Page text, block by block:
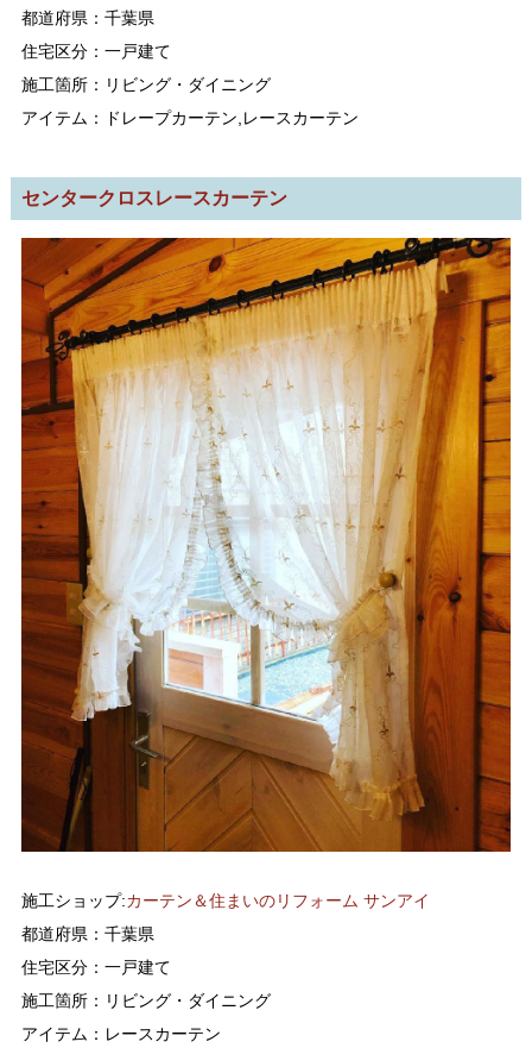
都道府県：千葉県
住宅区分：一戸建て
施工箇所：リビング・ダイニング
アイテム：ドレープカーテン,レースカーテン
センタークロスレースカーテン
施工ショップ:カーテン＆住まいのリフォーム サンアイ
都道府県：千葉県
住宅区分：一戸建て
施工箇所：リビング・ダイニング
アイテム：レースカーテン